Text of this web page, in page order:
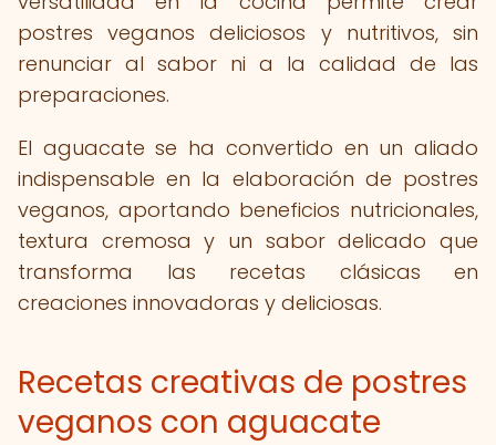
postres veganos deliciosos y nutritivos, sin
renunciar al sabor ni a la calidad de las
preparaciones.
El aguacate se ha convertido en un aliado
indispensable en la elaboración de postres
veganos, aportando beneficios nutricionales,
textura cremosa y un sabor delicado que
transforma las recetas clásicas en
creaciones innovadoras y deliciosas.
Recetas creativas de postres
veganos con aguacate